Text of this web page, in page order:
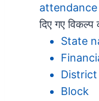
attendance
दिए गए विकल्प
State
District
Block